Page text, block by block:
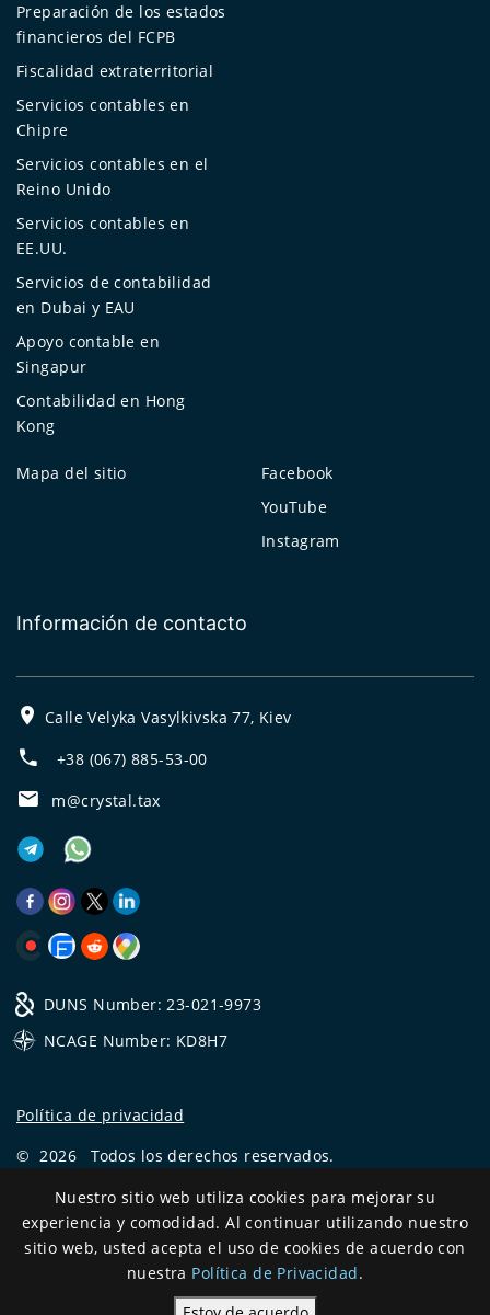
Preparación de los estados
financieros del FCPB
Fiscalidad extraterritorial
Servicios contables en
Chipre
Servicios contables en el
Reino Unido
Servicios contables en
EE.UU.
Servicios de contabilidad
en Dubai y EAU
Apoyo contable en
Singapur
Contabilidad en Hong
Kong
Mapa del sitio
Facebook
YouTube
Instagram
Información de contacto
Calle Velyka Vasylkivska 77, Kiev
+38 (067) 885-53-00
m@crystal.tax
DUNS Number: 23-021-9973
NCAGE Number: KD8H7
Política de privacidad
© 2026
Todos los derechos reservados.
CRYSTAL.TAX—EXPERTO OFFSHORE №❶
Development
and support
Nuestro sitio web utiliza cookies para mejorar su
experiencia y comodidad. Al continuar utilizando nuestro
sitio web, usted acepta el uso de cookies de acuerdo con
nuestra Política de Privacidad.